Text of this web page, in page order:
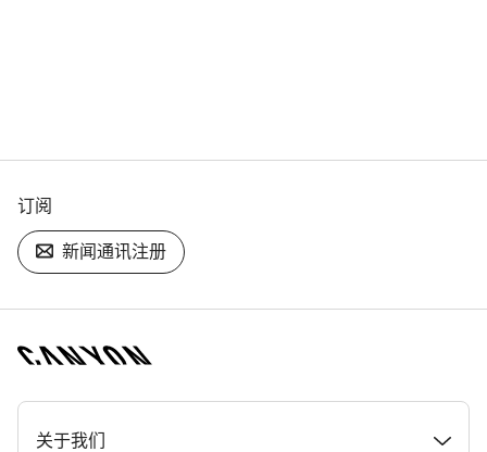
订阅
新闻通讯注册
[footer.linksList.title]
关于我们